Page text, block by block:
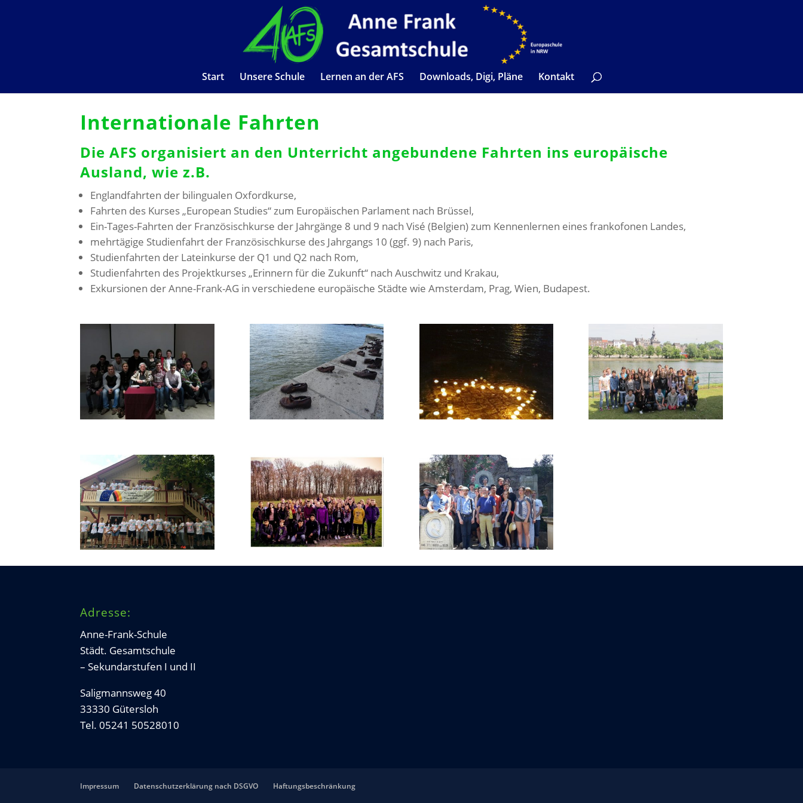
Start Unsere Schule Lernen an der AFS Downloads, Digi, Pläne Kontakt
Internationale Fahrten
Die AFS organisiert an den Unterricht angebundene Fahrten ins europäische
Ausland, wie z.B.
Englandfahrten der bilingualen Oxfordkurse,
Fahrten des Kurses „European Studies“ zum Europäischen Parlament nach Brüssel,
Ein-Tages-Fahrten der Französischkurse der Jahrgänge 8 und 9 nach Visé (Belgien) zum Kennenlernen eines frankofonen Landes,
mehrtägige Studienfahrt der Französischkurse des Jahrgangs 10 (ggf. 9) nach Paris,
Studienfahrten der Lateinkurse der Q1 und Q2 nach Rom,
Studienfahrten des Projektkurses „Erinnern für die Zukunft“ nach Auschwitz und Krakau,
Exkursionen der Anne-Frank-AG in verschiedene europäische Städte wie Amsterdam, Prag, Wien, Budapest.
Adresse:
Anne-Frank-Schule
Städt. Gesamtschule
– Sekundarstufen I und II
Saligmannsweg 40
33330 Gütersloh
Tel. 05241 50528010
Impressum Datenschutzerklärung nach DSGVO Haftungsbeschränkung